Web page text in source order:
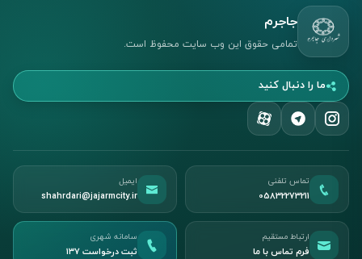
جاجرم
تمامی حقوق این وب سایت محفوظ است.
ما را دنبال کنید
تماس تلفنی
05832273211
ایمیل
shahrdari@jajarmcity.ir
ارتباط مستقیم
فرم تماس با ما
سامانه شهری
ثبت درخواست ۱۳۷